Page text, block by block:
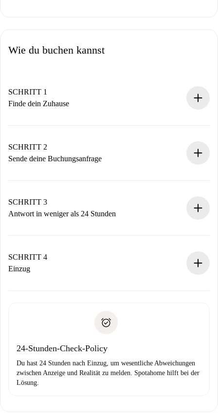
Wie du buchen kannst
SCHRITT 1
Finde dein Zuhause
Du erhältst alle notwendigen Informationen im Voraus.
SCHRITT 2
Sende deine Buchungsanfrage
Denk daran, dass wir dich erst belasten, wenn der
Vermieter zustimmt.
SCHRITT 3
Antwort in weniger als 24 Stunden
stellen den Kontakt her.
Wenn der Vermieter ablehnen muss, entstehen keine
SCHRITT 4
Einzug
24-Stunden-Check-Policy
Du hast 24 Stunden nach Einzug, um wesentliche Abweichungen
zwischen Anzeige und Realität zu melden. Spotahome hilft bei der
Lösung.